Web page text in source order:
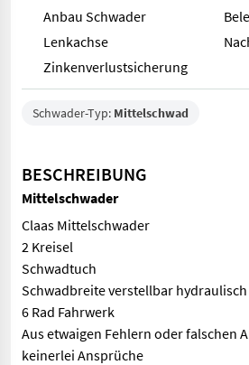
Anbau Schwader
Lenkachse
Zinkenverlustsicherung
Schwader-Typ: Mittelschwad
BESCHREIBUNG
Mittelschwader
Claas Mittelschwader
2 Kreisel
Schwadtuch
Schwadbreite verstellbar hydraulisch
6 Rad Fahrwerk
Aus etwaigen Fehlern oder falschen
keinerlei Ansprüche